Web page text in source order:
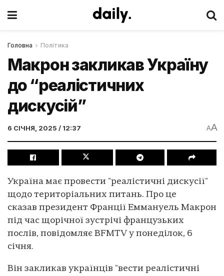
Головна Політика
Макрон закликав Україну
до “реалістичних
дискусій”
6 СІЧНЯ, 2025 / 12:37 AA
Україна має провести "реалістичні дискусії"
щодо територіальних питань. Про це
сказав президент Франції Еммануель Макрон
під час щорічної зустрічі французьких
послів, повідомляє BFMTV у понеділок, 6
січня.
Він закликав українців "вести реалістичні